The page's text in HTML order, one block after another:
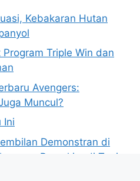
Kebakaran Hutan
Triple Win dan
Avengers:
Muncul?
Ini
Demonstran di
Pemukim di Tepi